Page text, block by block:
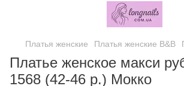
Платья женские Платья женские B&B
Платье женское макси
1568 (42-46 р.) Мокко